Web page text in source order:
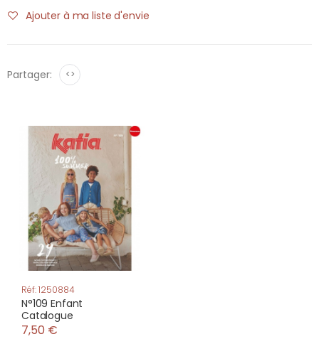
Ajouter à ma liste d'envie
Partager: <>
Réf: 1250884
N°109 Enfant
Catalogue
7,50 €